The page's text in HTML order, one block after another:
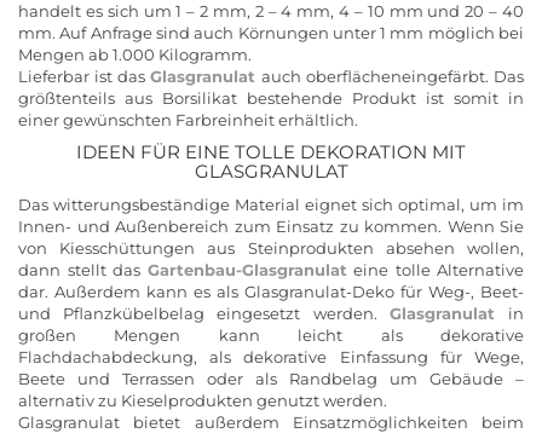
handelt es sich um 1 – 2 mm, 2 – 4 mm, 4 – 10 mm und 20 – 40
mm. Auf Anfrage sind auch Körnungen unter 1 mm möglich bei
Mengen ab 1.000 Kilogramm.
Lieferbar ist das Glasgranulat auch oberflächeneingefärbt. Das
größtenteils aus Borsilikat bestehende Produkt ist somit in
einer gewünschten Farbreinheit erhältlich.
IDEEN FÜR EINE TOLLE DEKORATION MIT
GLASGRANULAT
Das witterungsbeständige Material eignet sich optimal, um im
Innen- und Außenbereich zum Einsatz zu kommen. Wenn Sie
von Kiesschüttungen aus Steinprodukten absehen wollen,
dann stellt das Gartenbau-Glasgranulat eine tolle Alternative
dar. Außerdem kann es als Glasgranulat-Deko für Weg-, Beet-
und Pflanzkübelbelag eingesetzt werden. Glasgranulat in
großen Mengen kann leicht als dekorative
Flachdachabdeckung, als dekorative Einfassung für Wege,
Beete und Terrassen oder als Randbelag um Gebäude –
alternativ zu Kieselprodukten genutzt werden.
Glasgranulat bietet außerdem Einsatzmöglichkeiten beim